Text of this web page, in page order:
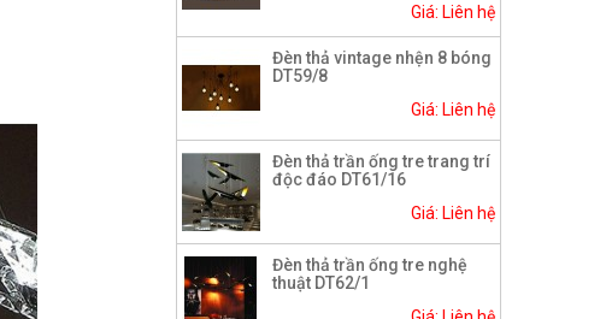
Giá: Liên hệ
Đèn thả vintage nhện 8 bóng
DT59/8
Giá: Liên hệ
Đèn thả trần ống tre trang trí
độc đáo DT61/16
Giá: Liên hệ
Đèn thả trần ống tre nghệ
thuật DT62/1